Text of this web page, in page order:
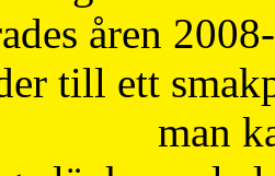
åren
till ett
man